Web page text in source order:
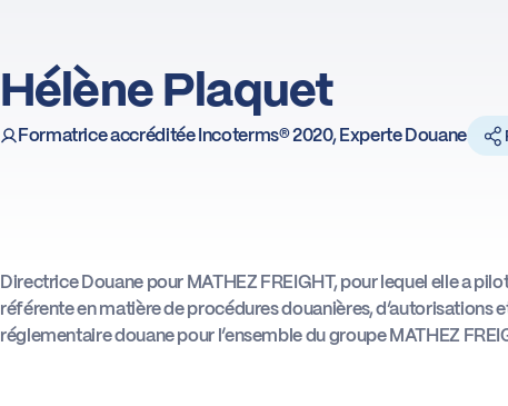
Hélène Plaquet
Formatrice accréditée Incoterms® 2020, Experte Douane
Directrice Douane pour MATHEZ FREIGHT, pour lequel elle a
référente en matière de procédures douanières, d’autorisations
réglementaire douane pour l’ensemble du groupe MATHEZ